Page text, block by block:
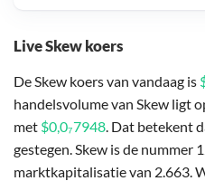
Live Skew koers
De Skew koers van vandaag is
handelsvolume van Skew ligt
met $0,0₇7948. Dat betekent
gestegen. Skew is de nummer
marktkapitalisatie van 2.663.